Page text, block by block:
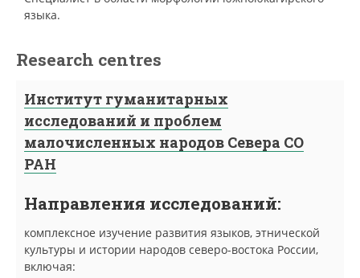
языка.
Research centres
Институт гуманитарных
исследований и проблем
малочисленных народов Севера СО
РАН
Направления исследований:
комплексное изучение развития языков, этнической
культуры и истории народов северо-востока России,
включая: